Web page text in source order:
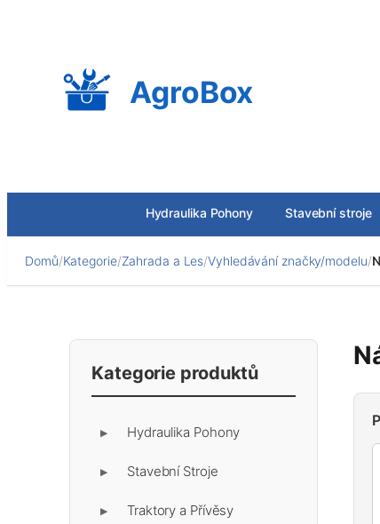
AgroBox
Hydraulika Pohony Stavební stroje
Domů/Kategorie/Zahrada a Les/Vyhledávání značky/modelu/
Kategorie produktů
▶ Hydraulika Pohony
▶ Stavební Stroje
▶ Traktory a Přívěsy